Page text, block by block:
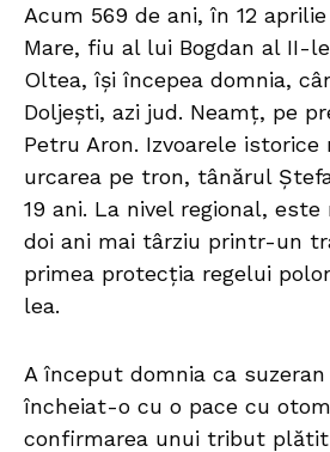
Acum 569 de ani, în 12
Mare, fiu al lui Bogdan al II-
Oltea, își începea domnia,
Doljești, azi jud. Neamț, pe
Petru Aron. Izvoarele
urcarea pe tron, tânărul
19 ani. La nivel regional,
doi ani mai târziu printr-un
primea protecția regelui
lea.
A început domnia ca
încheiat-o cu o pace cu
confirmarea unui tribut plătit